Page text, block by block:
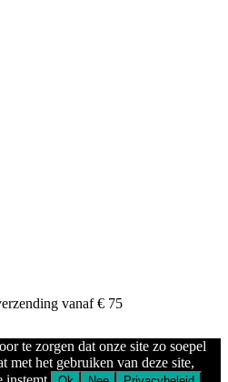
vanaf € 75
te zorgen dat onze site zo soepel
met het gebruiken van deze site,